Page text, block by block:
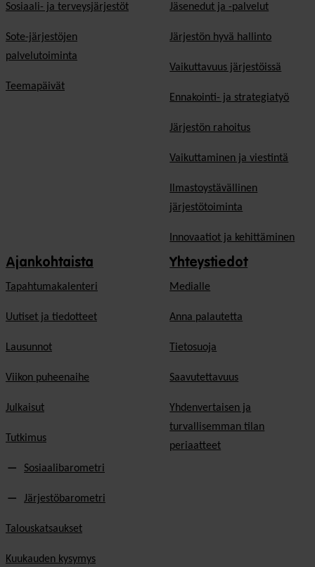
Sosiaali- ja terveysjärjestöt
Sote-järjestöjen
palvelutoiminta
Teemapäivät
Jäsen­edut ja -palvelut
Järjestön hyvä hallinto
Vaikuttavuus järjestöissä
Ennakointi- ja strategiatyö
Järjestön rahoitus
Vaikuttaminen ja viestintä
Ilmastoystävällinen
järjestötoiminta
Innovaatiot ja kehittäminen
Ajankohtaista
Tapahtumakalenteri
Uutiset ja tiedotteet
Lausunnot
Viikon puheenaihe
Julkaisut
Tutkimus
Sosiaalibarometri
Järjestöbarometri
Talouskatsaukset
Kuukauden kysymys
Yhteystiedot
Medialle
Anna palautetta
Tietosuoja
Saavutettavuus
Yhdenvertaisen ja
turvallisemman tilan
periaatteet